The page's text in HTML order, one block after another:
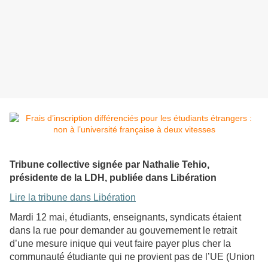
Tribune collective signée par Nathalie Tehio,
présidente de la LDH, publiée dans Libération
Lire la tribune dans Libération
Mardi 12 mai, étudiants, enseignants, syndicats étaient
dans la rue pour demander au gouvernement le retrait
d’une mesure inique qui veut faire payer plus cher la
communauté étudiante qui ne provient pas de l’UE (Union